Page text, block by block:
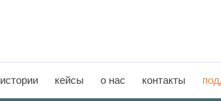
истории кейсы о нас контакты